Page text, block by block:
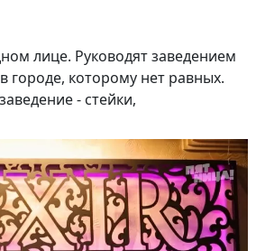
лице. Руководят заведением
городе, которому нет равных.
- стейки,